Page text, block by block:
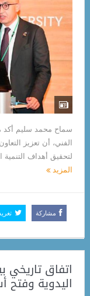
سماح محمد سليم أكد
الفني، أن تعزيز
لتحقيق أهداف
المزيد
مشاركة
اتفاق تاريخي
اليدوية وفتح